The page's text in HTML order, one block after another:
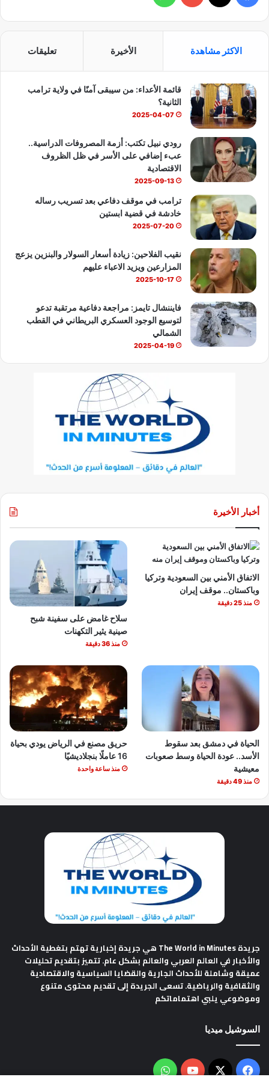
ي
و
ك
X
Y
T
u
e
ا
ا
ب
الاكثر مشاهدة الأخيرة تعليقات
قائمة الأعداء: من سيبقى آمنًا في ولاية ترامب
الثانية؟
2025-04-07
رودي نبيل تكتب: أزمة المصروفات الدراسية..
عبء إضافي على الأسر في ظل الظروف
الاقتصادية
2025-09-13
ترامب في موقف دفاعي بعد تسريب رساله
خادشة في قضية ابستين
2025-07-20
نقيب الفلاحين: زيادة أسعار السولار والبنزين يزعج
المزارعين ويزيد الاعباء عليهم
2025-10-17
فايننشال تايمز: مراجعة دفاعية مرتقبة تدعو
لتوسيع الوجود العسكري البريطاني في القطب
الشمالي
2025-04-19
أخبار الأخيرة
الاتفاق الأمني بين السعودية وتركيا
وباكستان.. موقف إيران
منذ 25 دقيقة
سلاح غامض على سفينة شبح
صينية يثير التكهنات
منذ 36 دقيقة
الحياة في دمشق بعد سقوط
الأسد.. عودة الحياة وسط صعوبات
معيشية
منذ 49 دقيقة
حريق مصنع في الرياض يودي بحياة
16 عاملًا بنجلاديشيًا
منذ ساعة واحدة
جريدة The World in Minutes
هي جريدة إخبارية تهتم بتغطية الأحداث
والأخبار في العالم العربي والعالم بشكل عام. تتميز بتقديم تحليلات
عميقة وشاملة للأحداث الجارية والقضايا السياسية والاقتصادية
والثقافية والرياضية. تسعى الجريدة إلى تقديم محتوى متنوع
وموضوعي يلبي اهتماماتكم
السوشيل ميديا
فيسبوك
‫X
‫YouTubeواتساب